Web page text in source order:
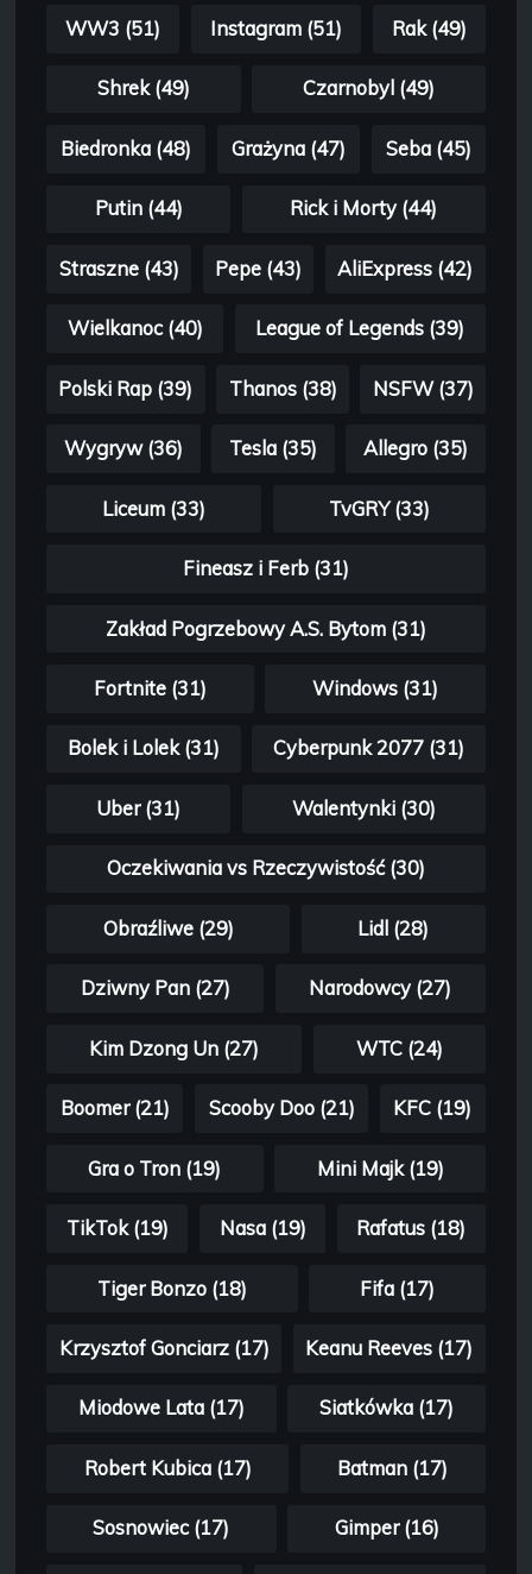
WW3 (51) Instagram (51) Rak (49)
Shrek (49) Czarnobyl (49)
Biedronka (48) Grażyna (47) Seba (45)
Putin (44) Rick i Morty (44)
Straszne (43) Pepe (43) AliExpress (42)
Wielkanoc (40) League of Legends (39)
Polski Rap (39) Thanos (38) NSFW (37)
Wygryw (36) Tesla (35) Allegro (35)
Liceum (33) TvGRY (33)
Fineasz i Ferb (31)
Zakład Pogrzebowy A.S. Bytom (31)
Fortnite (31) Windows (31)
Bolek i Lolek (31) Cyberpunk 2077 (31)
Uber (31) Walentynki (30)
Oczekiwania vs Rzeczywistość (30)
Obraźliwe (29) Lidl (28)
Dziwny Pan (27) Narodowcy (27)
Kim Dzong Un (27) WTC (24)
Boomer (21) Scooby Doo (21) KFC (19)
Gra o Tron (19) Mini Majk (19)
TikTok (19) Nasa (19) Rafatus (18)
Tiger Bonzo (18) Fifa (17)
Krzysztof Gonciarz (17) Keanu Reeves (17)
Miodowe Lata (17) Siatkówka (17)
Robert Kubica (17) Batman (17)
Sosnowiec (17) Gimper (16)